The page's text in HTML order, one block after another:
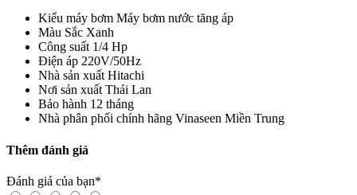
Kiểu máy bơm Máy bơm nước tăng áp
Màu Sắc Xanh
Công suất 1/4 Hp
Điện áp 220V/50Hz
Nhà sản xuất Hitachi
Nơi sản xuất Thái Lan
Bảo hành 12 tháng
Nhà phân phối chính hãng Vinaseen Miền Trung
Thêm đánh giá
Đánh giá của bạn*